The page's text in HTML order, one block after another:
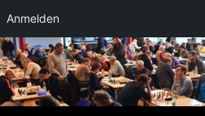
Anmelden